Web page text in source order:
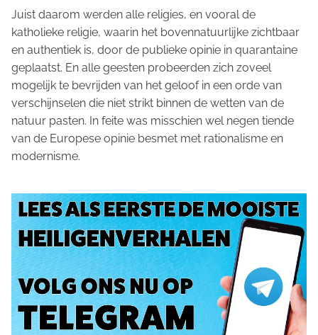
Juist daarom werden alle religies, en vooral de
katholieke religie, waarin het bovennatuurlijke zichtbaar
en authentiek is, door de publieke opinie in quarantaine
geplaatst. En alle geesten probeerden zich zoveel
mogelijk te bevrijden van het geloof in een orde van
verschijnselen die niet strikt binnen de wetten van de
natuur pasten. In feite was misschien wel negen tiende
van de Europese opinie besmet met rationalisme en
modernisme.